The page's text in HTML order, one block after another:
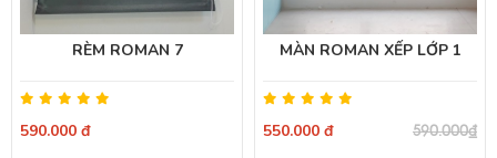
RÈM ROMAN 7
590.000 đ
MÀN ROMAN XẾP LỚP 1
550.000 đ 590.000₫